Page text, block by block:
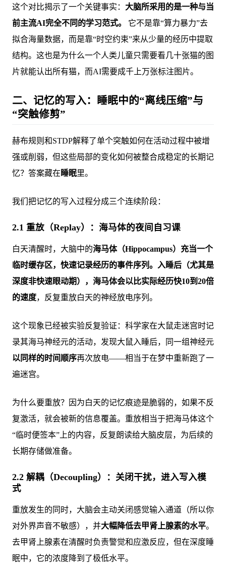
这个对比揭示了一个关键事实： 大脑所采用的是一种与当
前主流AI完全不同的学习范式。
它不是靠“算力暴力”去
拟合海量数据，而是靠“时空约束”来从少量的经历中提取
结构。这也是为什么一个人类儿童只需要看几十张猫的图
片就能认出所有猫，而AI需要成千上万张标注图片。
二、记忆的写入：睡眠中的“离线压缩”与
“突触修剪”
赫布规则和STDP解释了单个突触如何在活动过程中被增
强或削弱，但这些局部的变化如何被整合成稳定的长期记
忆？答案藏在睡眠里。
我们把记忆的写入过程分成三个连续阶段：
2.1 重放（Replay）：海马体的夜间自习课
白天清醒时，大脑中的海马体（Hippocampus） 充当一个
临时缓存区，快速记录经历的事件序列。入睡后（尤其是
深度非快速眼动期），海马体会以 比实际经历快10到20倍
的速度，反复重放白天的神经放电序列。
这个现象已经被实验反复验证：科学家在大鼠走迷宫时记
录其海马神经元的活动，发现大鼠入睡后，同一组神经元
以同样的时间顺序再次放电——相当于在梦中重新跑了一
遍迷宫。
为什么要重放？因为白天的记忆痕迹是脆弱的，如果不反
复激活，就会被新的信息覆盖。重放相当于把海马体这个
“临时便签本”上的内容，反复朗读给大脑皮层，为后续的
长期存储做准备。
2.2 解耦（Decoupling）：关闭干扰，进入写入模
式
重放发生的同时，大脑会主动关闭感觉输入通道（所以你
对外界声音不敏感），并大幅降低去甲肾上腺素的水平。
去甲肾上腺素在清醒时负责警觉和应激反应，但在深度睡
眠中，它的浓度降到了极低水平。